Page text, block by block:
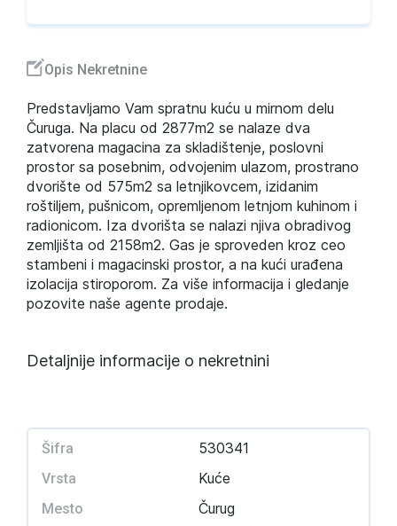
Opis Nekretnine
Predstavljamo Vam spratnu kuću u mirnom delu
Čuruga. Na placu od 2877m2 se nalaze dva
zatvorena magacina za skladištenje, poslovni
prostor sa posebnim, odvojenim ulazom, prostrano
dvorište od 575m2 sa letnjikovcem, izidanim
roštiljem, pušnicom, opremljenom letnjom kuhinom i
radionicom. Iza dvorišta se nalazi njiva obradivog
zemljišta od 2158m2. Gas je sproveden kroz ceo
stambeni i magacinski prostor, a na kući urađena
izolacija stiroporom. Za više informacija i gledanje
pozovite naše agente prodaje.
Detaljnije informacije o nekretnini
Šifra 530341
Vrsta Kuće
Mesto Čurug